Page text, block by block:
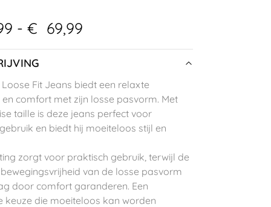
- € 69,99
Fit Jeans biedt een relaxte
comfort met zijn losse pasvorm. Met
taille is deze jeans perfect voor
en biedt hij moeiteloos stijl en
zorgt voor praktisch gebruik, terwijl de
van de losse pasvorm
door comfort garanderen. Een
keuze die moeiteloos kan worden